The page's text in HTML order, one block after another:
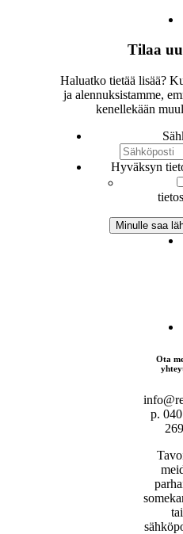
Tilaa
Haluatko tietää lisää?
ja alennuksistamme,
kenellekään
Hyväksyn
Ota
p.
tai